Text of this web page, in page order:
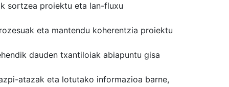
sortzea proiektu eta lan-fluxu
eta mantendu koherentzia proiektu
dauden txantiloiak abiapuntu gisa
atazak eta lotutako informazioa barne,